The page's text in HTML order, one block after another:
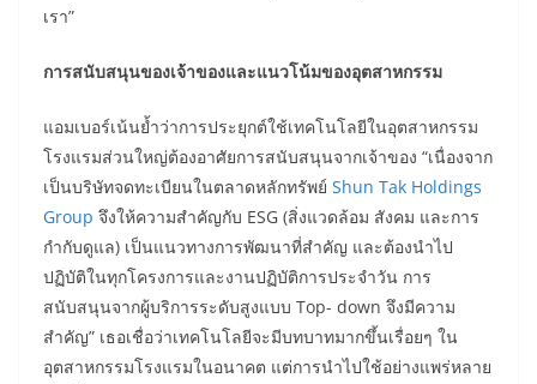
เรา”
การสนับสนุนของเจ้าของและแนวโน้มของอุตสาหกรรม
แอมเบอร์เน้นย้ำว่าการประยุกต์ใช้เทคโนโลยีในอุตสาหกรรม
โรงแรมส่วนใหญ่ต้องอาศัยการสนับสนุนจากเจ้าของ “เนื่องจาก
เป็นบริษัทจดทะเบียนในตลาดหลักทรัพย์ Shun Tak Holdings
Group จึงให้ความสำคัญกับ ESG (สิ่งแวดล้อม สังคม และการ
กำกับดูแล) เป็นแนวทางการพัฒนาที่สำคัญ และต้องนำไป
ปฏิบัติในทุกโครงการและงานปฏิบัติการประจำวัน การ
สนับสนุนจากผู้บริการระดับสูงแบบ Top- down จึงมีความ
สำคัญ” เธอเชื่อว่าเทคโนโลยีจะมีบทบาทมากขึ้นเรื่อยๆ ใน
อุตสาหกรรมโรงแรมในอนาคต แต่การนำไปใช้อย่างแพร่หลาย